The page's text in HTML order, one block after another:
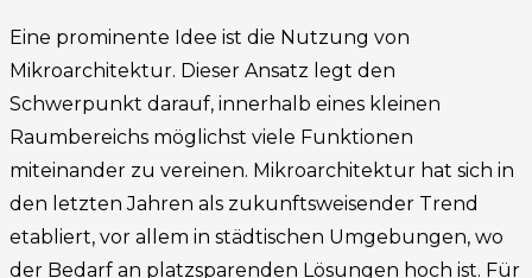
Eine prominente Idee ist die Nutzung von
Mikroarchitektur. Dieser Ansatz legt den
Schwerpunkt darauf, innerhalb eines kleinen
Raumbereichs möglichst viele Funktionen
miteinander zu vereinen. Mikroarchitektur hat sich in
den letzten Jahren als zukunftsweisender Trend
etabliert, vor allem in städtischen Umgebungen, wo
der Bedarf an platzsparenden Lösungen hoch ist. Für